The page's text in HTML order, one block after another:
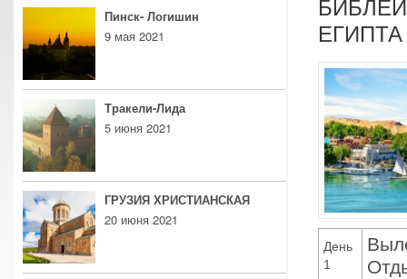
ЕГИПТА
День
1
Пинск- Логишин
9 мая 2021
Тракели-Лида
5 июня 2021
ГРУЗИЯ ХРИСТИАНСКАЯ
20 июня 2021